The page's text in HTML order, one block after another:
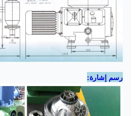
رسم إشارة: